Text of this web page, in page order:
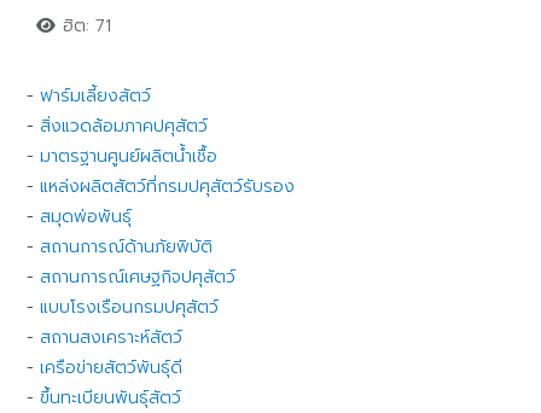
ฮิต: 71
-ฟาร์มเลี้ยงสัตว์
- สิ่งแวดล้อมภาคปศุสัตว์
-มาตรฐานศูนย์ผลิตน้ำเชื้อ
-แหล่งผลิตสัตว์ที่กรมปศุสัตว์รับรอง
- สมุดพ่อพันธุ์
- สถานการณ์ด้านภัยพิบัติ
- สถานการณ์เศษฐกิจปศุสัตว์
-แบบโรงเรือนกรมปศุสัตว์
- สถานสงเคราะห์สัตว์
-เครือข่ายสัตว์พันธุ์ดี
-ขึ้นทะเบียนพันธุ์สัตว์